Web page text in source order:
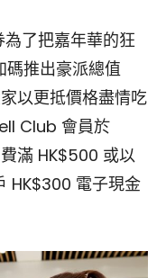
為了把嘉年華的狂
碼推出豪派總值
以更抵價格盡情吃
Club 會員於
滿 HK$500 或以
HK$300 電子現金